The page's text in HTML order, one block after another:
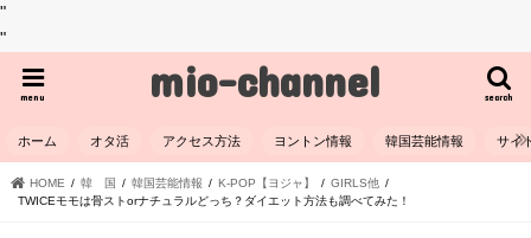
"
"
mio-channel search
menu
ホーム オタ活 アクセス方法 ヨントン情報 韓国芸能情報 サイ
HOME 韓 国 韓国芸能情報 K-POP【ヨジャ】
GIRLS他
TWICEモモは骨ストorナチュラルどっち？ダイエット方法も調べてみた！